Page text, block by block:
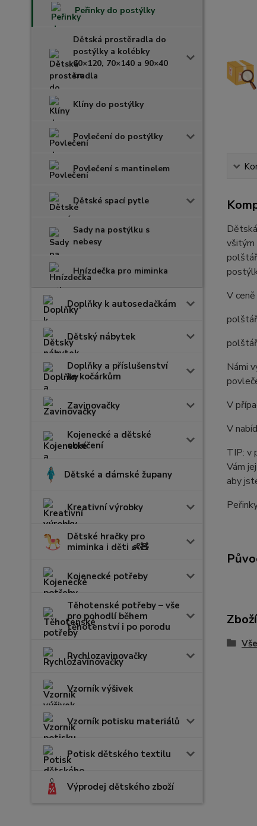
Peřinky do postýlky
Dětská prostěradla do
postýlky a kolébky
60×120, 70×140 a 90×40
cm
Klíny do postýlky
Povlečení do postýlky
Povlečení s mantinelem
Dětské spací pytle
Sady na postýlku s
nebesy
Hnízdečka pro miminka
Doplňky k autosedačkám
Dětský nábytek
Doplňky a příslušenství
ke kočárkům
Zavinovačky
Kojenecké a dětské
oblečení
Dětské a dámské župany
Kreativní výrobky
Dětské hračky pro
miminka i děti 👶🧸
Kojenecké potřeby
Těhotenské potřeby – vše
pro pohodlí během
těhotenství i po porodu
Rychlozavinovačky
Vzorník výšivek
Vzorník potisku materiálů
Potisk dětského textilu
Výprodej dětského zboží
všitým
V
polštář
Námi
V
V
TIP: v
Vám
aby